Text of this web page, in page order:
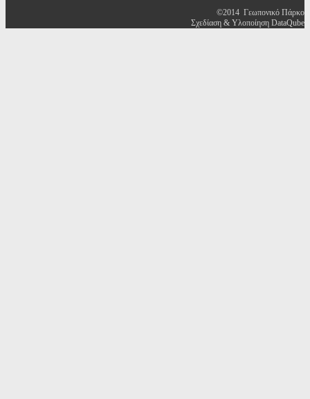
©2014 Γεωπονικό Πάρκο
Σχεδίαση & Υλοποίηση DataQube